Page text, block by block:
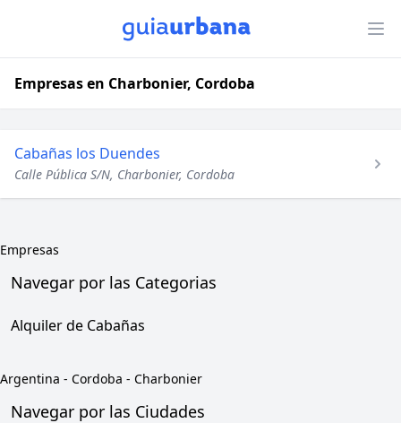
Empresas en Charbonier, Cordoba
Cabañas los Duendes
Calle Pública S/N, Charbonier, Cordoba
Empresas
Navegar por las Categorias
Alquiler de Cabañas
Argentina - Cordoba - Charbonier
Navegar por las Ciudades